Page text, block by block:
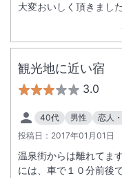
大変おいしく頂きまし
観光地に近い宿
3.0
40代 男性
恋人
投稿日： 2017年01月01日
温泉街からは離れてま
には、車で１０分前後